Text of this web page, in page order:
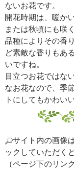
ないお花です。
開花時期は、暖か
または秋頃にも咲
品種によりその香
ど素敵な香りもあ
いですね。
目立つお花ではな
なお花なので、季
トにしてもかわい
サイト内の画像
ックしていただく
（ページ下のリン